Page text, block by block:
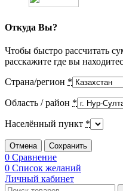
Откуда Вы?
Чтобы быстро рассчитать
расскажите где вы
Страна/регион *
Область / район *
Населённый пункт *
Отмена Сохранить
0 Сравнение
0 Список желаний
Личный кабинет